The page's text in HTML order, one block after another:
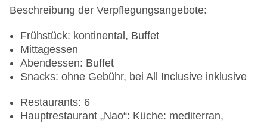
Beschreibung der Verpflegungsangebote:
Frühstück: kontinental, Buffet
Mittagessen
Abendessen: Buffet
Snacks: ohne Gebühr, bei All Inclusive inklusive
Restaurants: 6
Hauptrestaurant „Nao“: Küche: mediterran,